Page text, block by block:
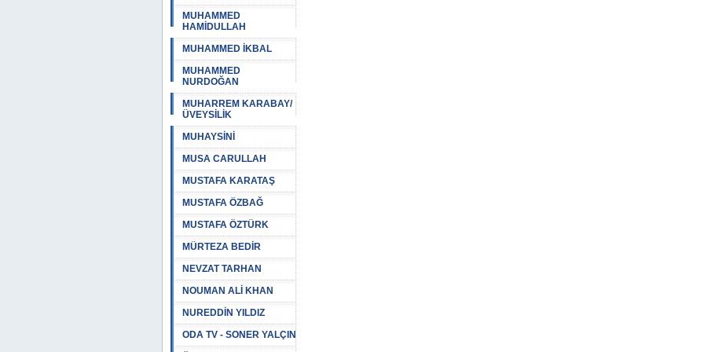
MUHAMMED
HAMİDULLAH
MUHAMMED İKBAL
MUHAMMED
NURDOĞAN
MUHARREM KARABAY/
ÜVEYSİLİK
MUHAYSİNİ
MUSA CARULLAH
MUSTAFA KARATAŞ
MUSTAFA ÖZBAĞ
MUSTAFA ÖZTÜRK
MÜRTEZA BEDİR
NEVZAT TARHAN
NOUMAN ALİ KHAN
NUREDDİN YILDIZ
ODA TV - SONER YALÇIN